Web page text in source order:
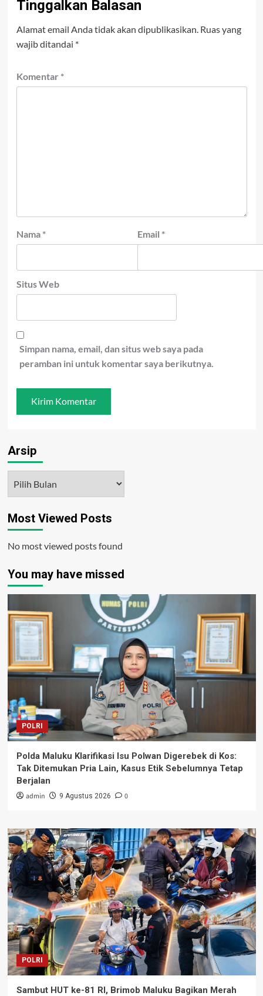
Tinggalkan Balasan
Alamat email Anda tidak akan dipublikasikan. Ruas yang
wajib ditandai *
Komentar *
Nama * Email *
Situs Web
Simpan nama, email, dan situs web saya pada
peramban ini untuk komentar saya berikutnya.
Arsip
Most Viewed Posts
No most viewed posts found
You may have missed
POLRI
Polda Maluku Klarifikasi Isu Polwan Digerebek di Kos:
Tak Ditemukan Pria Lain, Kasus Etik Sebelumnya Tetap
Berjalan
admin 9 Agustus 2026 0
POLRI
Sambut HUT ke-81 RI, Brimob Maluku Bagikan Merah